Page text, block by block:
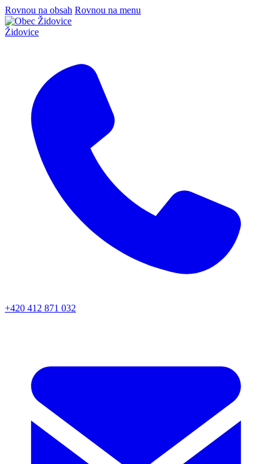
Rovnou na obsah Rovnou na menu
Židovice
+420 412 871 032